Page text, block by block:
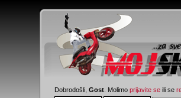
Dobrodošli,Gost . Molimoprijavite se ili se